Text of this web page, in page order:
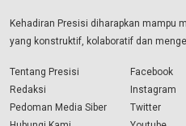
Kehadiran Presisi diharapkan mampu
yang konstruktif, kolaboratif dan
Tentang Presisi
Redaksi
Pedoman Media Siber
Facebook
Instagram
Twitter